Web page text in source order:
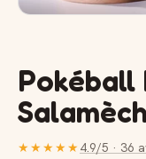
Pokéball
★★★★★4.9/5 · 36